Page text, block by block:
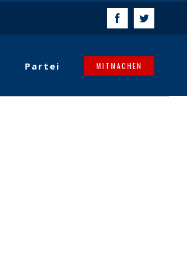
FacebookTwitter
Partei MITMACHEN